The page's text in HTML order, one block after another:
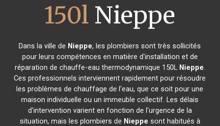
150l Nieppe
Dans la ville de Nieppe, les plombiers sont très sollicités
pour leurs compétences en matière d'installation et de
réparation de chauffe-eau thermodynamique 150L Nieppe.
Ces professionnels interviennent rapidement pour résoudre
les problèmes de chauffage de l'eau, que ce soit pour une
maison individuelle ou un immeuble collectif. Les délais
d'intervention varient en fonction de l'urgence de la
situation, mais les plombiers de Nieppe sont habitués à